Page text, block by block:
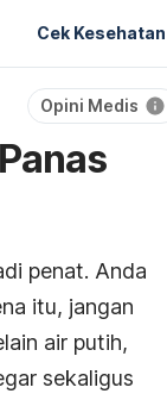
Cek Kesehatan
Opini Medis
penat. Anda
itu, jangan
air putih,
sekaligus